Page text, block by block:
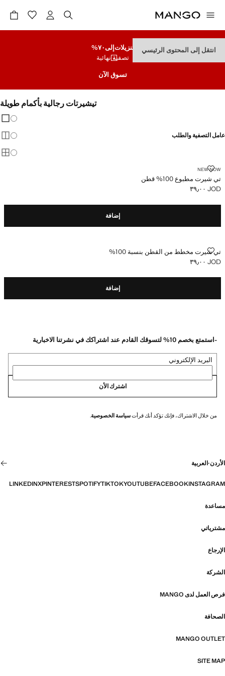
انتقل إلى المحتوى الرئيسي تنزيلاتإلى٧٠%
تصفية نهائية
تسوق الآن
تيشيرتات رجالية بأكمام طويلة
عامل التصفية والطلب
NEW NOW
تي شيرت مطبوع 100% قطن
تي شيرت مطبوع 100% قطن
السعر الحالي [JOD ٣٩٫٠٠ ]
JOD ٣٩٫٠٠
إضافة
تي شيرت مخطط من القطن بنسبة 100%
تي شيرت مخطط من القطن بنسبة 100%
السعر الحالي [JOD ٣٩٫٠٠ ]
JOD ٣٩٫٠٠
إضافة
-استمتع بخصم 10% لتسوقك القادم عند اشتراكك في نشرتنا الاخبارية
البريد الإلكتروني
اشترك الأن
من خلال الاشتراك، فإنك تؤكد أنك قرأتسياسة الخصوصية.
الأردن·العربية
INSTAGRAM
FACEBOOK
YOUTUBE
TIKTOK
SPOTIFY
PINTEREST
X
LINKEDIN
مساعدة
مشترياتي
الإرجاع
الشركة
فرص العمل لدى MANGO
الصحافة
MANGO OUTLET
SITE MAP